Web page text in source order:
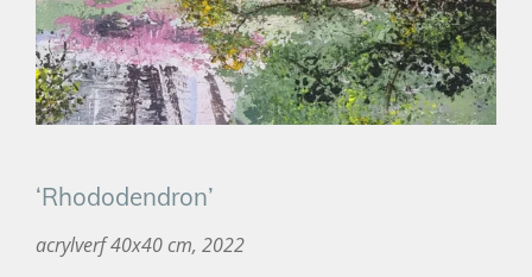
‘Rhododendron’
acrylverf 40x40 cm, 2022